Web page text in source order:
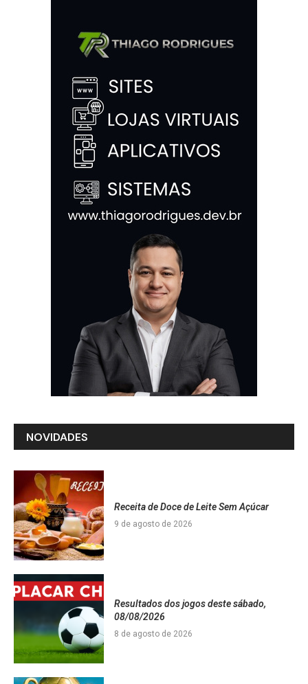
NOVIDADES
Receita de Doce de Leite Sem Açúcar
9 de agosto de 2026
Resultados dos jogos deste sábado,
08/08/2026
8 de agosto de 2026